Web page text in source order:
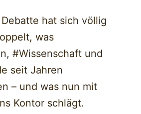
hat sich völlig
was
#Wissenschaft und
seit Jahren
– und was nun mit
Kontor schlägt.